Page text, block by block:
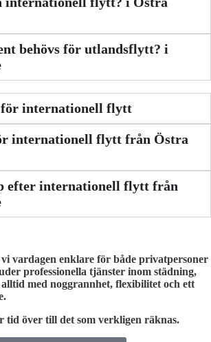
behövs för utlandsflytt? i
internationell flytt
internationell flytt från Östra
efter internationell flytt från
vardagen enklare för både privatpersoner
professionella tjänster inom städning,
med noggrannhet, flexibilitet och ett
tid över till det som verkligen räknas.